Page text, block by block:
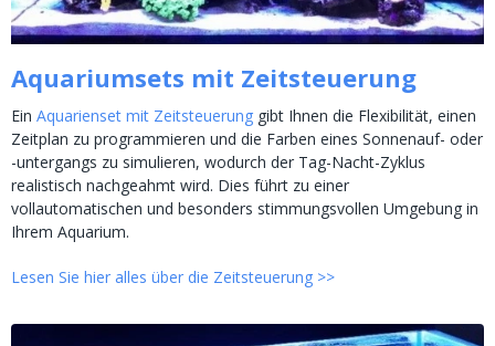
Aquariumsets mit Zeitsteuerung
Ein Aquarienset mit Zeitsteuerung gibt Ihnen die Flexibilität, einen
Zeitplan zu programmieren und die Farben eines Sonnenauf- oder
-untergangs zu simulieren, wodurch der Tag-Nacht-Zyklus
realistisch nachgeahmt wird. Dies führt zu einer
vollautomatischen und besonders stimmungsvollen Umgebung in
Ihrem Aquarium.
Lesen Sie hier alles über die Zeitsteuerung >>